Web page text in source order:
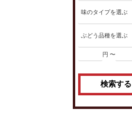
円 〜
検索する